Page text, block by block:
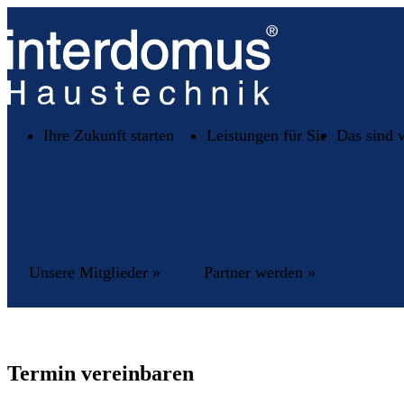
Ihre Zukunft starten Leistungen für Sie Das sind
Unsere Mitglieder » Partner werden »
Termin vereinbaren